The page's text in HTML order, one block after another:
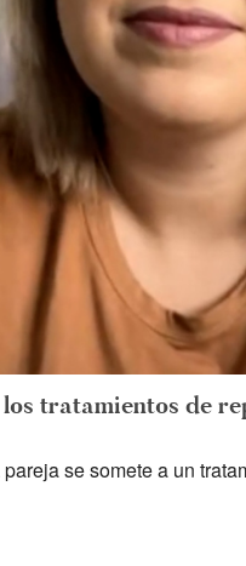
tratamientos de
se somete a un